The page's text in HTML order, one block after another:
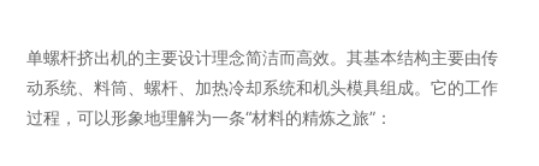
单螺杆挤出机的主要设计理念简洁而高效。其基本结构主要由传
动系统、料筒、螺杆、加热冷却系统和机头模具组成。它的工作
过程，可以形象地理解为一条“材料的精炼之旅”：